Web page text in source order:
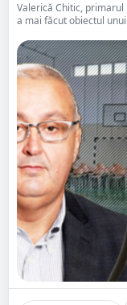
Valerică Chitic,
a mai făcut obiectul